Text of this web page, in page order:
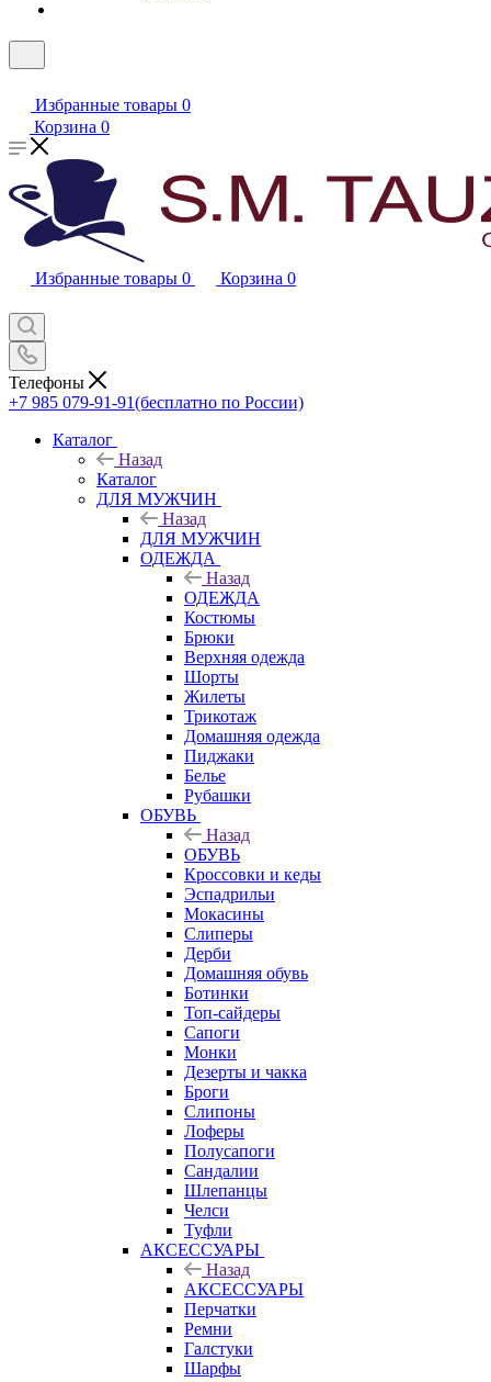
Избранные товары 0
Корзина 0
Избранные товары 0 Корзина 0
Телефоны
+7 985 079-91-91(бесплатно по России)
Каталог
Назад
Каталог
ДЛЯ МУЖЧИН
Назад
ДЛЯ МУЖЧИН
ОДЕЖДА
Назад
ОДЕЖДА
Костюмы
Брюки
Верхняя одежда
Шорты
Жилеты
Трикотаж
Домашняя одежда
Пиджаки
Белье
Рубашки
ОБУВЬ
Назад
ОБУВЬ
Кроссовки и кеды
Эспадрильи
Мокасины
Слиперы
Дерби
Домашняя обувь
Ботинки
Топ-сайдеры
Сапоги
Монки
Дезерты и чакка
Броги
Слипоны
Лоферы
Полусапоги
Сандалии
Шлепанцы
Челси
Туфли
АКСЕССУАРЫ
Назад
АКСЕССУАРЫ
Перчатки
Ремни
Галстуки
Шарфы